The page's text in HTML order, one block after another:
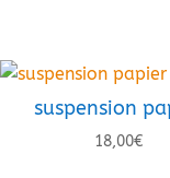
suspension
18,00€